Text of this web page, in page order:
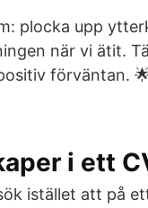
plocka upp
när vi ätit.
förväntan.
i ett
istället att på